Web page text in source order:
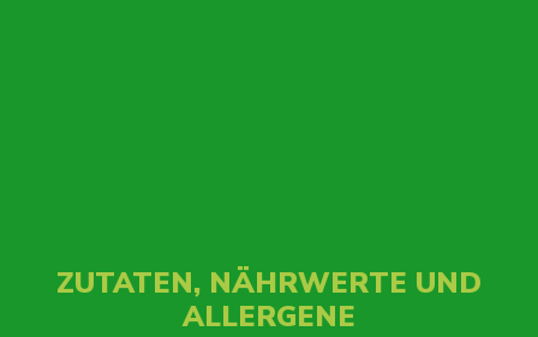
ZUTATEN, NÄHRWERTE UND
ALLERGENE